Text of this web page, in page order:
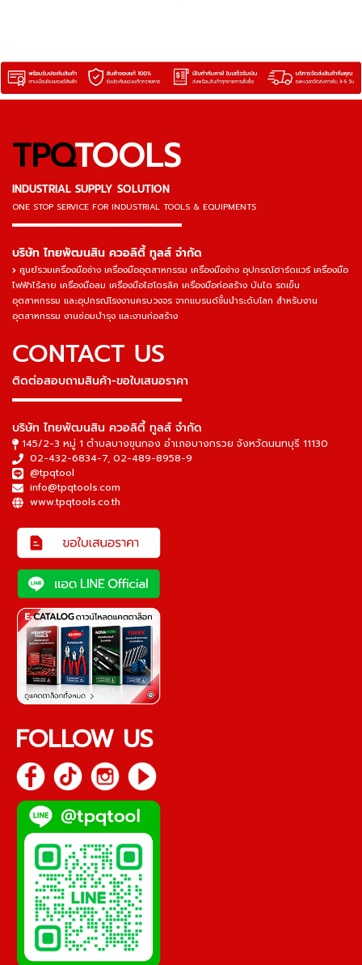
TPQTOOLS
INDUSTRIAL SUPPLY SOLUTION
ONE STOP SERVICE FOR INDUSTRIAL TOOLS & EQUIPMENTS
▬▬▬▬▬▬▬▬▬▬▬▬▬▬▬
บริษัท ไทยพัฒนสิน ควอลิตี้ ทูลส์ จำกัด
ศูนย์รวมเครื่องมือช่าง เครื่องมืออุตสาหกรรม เครื่องมือช่าง อุปกรณ์ฮาร์ดแวร์ เครื่องมือ
ไฟฟ้าไร้สาย เครื่องมือลม เครื่องมือไฮโดรลิค เครื่องมือก่อสร้าง บันได รถเข็น
อุตสาหกรรม และอุปกรณ์โรงงานครบวงจร จากแบรนด์ชั้นนำระดับโลก สำหรับงาน
อุตสาหกรรม งานซ่อมบำรุง และงานก่อสร้าง
CONTACT US
ติดต่อสอบถามสินค้า-ขอใบเสนอราคา
▬▬▬▬▬▬▬▬▬▬▬▬▬▬▬
บริษัท ไทยพัฒนสิน ควอลิตี้ ทูลส์ จำกัด
145/2-3 หมู่ 1 ตำบลบางขุนกอง อำเภอบางกรวย จังหวัดนนทบุรี 11130
02-432-6834-7, 02-489-8958-9
@tpqtool
info@tpqtools.com
www.tpqtools.co.th
FOLLOW US